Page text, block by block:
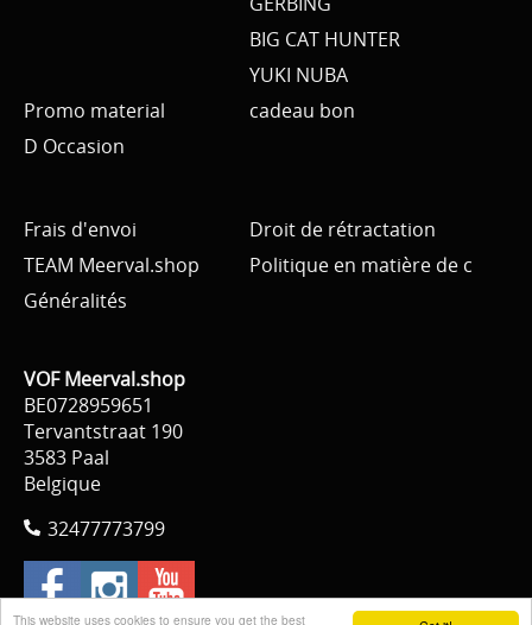
This website uses cookies to ensure you get the best
BIG CAT HUNTER
YUKI NUBA
Promo material
cadeau bon
D Occasion
Frais d'envoi
Droit de rétractation
TEAM Meerval.shop
Politique en matière de c
Généralités
VOF Meerval.shop
BE0728959651
Tervantstraat 190
3583 Paal
Belgique
32477773799